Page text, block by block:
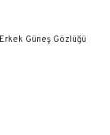
Güneş Gözlüğü